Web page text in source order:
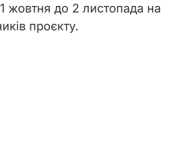
жовтня до 2 листопада на
проєкту.